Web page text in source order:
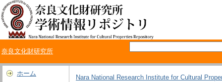
奈良文化財研究所
ホーム
Nara National Research Institute for Cultural